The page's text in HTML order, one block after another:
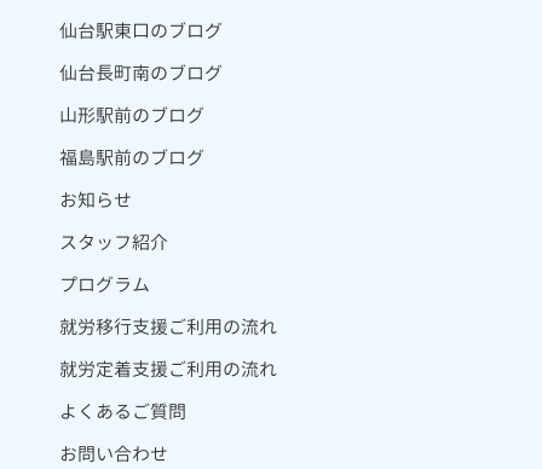
仙台駅東口のブログ
仙台長町南のブログ
山形駅前のブログ
福島駅前のブログ
お知らせ
スタッフ紹介
プログラム
就労移行支援ご利用の流れ
就労定着支援ご利用の流れ
よくあるご質問
お問い合わせ